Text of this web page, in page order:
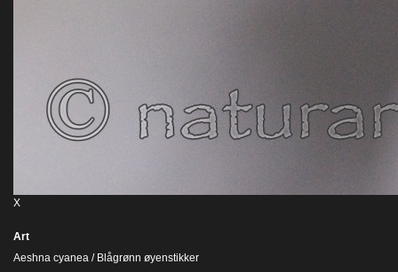
X
Art
Aeshna cyanea / Blågrønn øyenstikker